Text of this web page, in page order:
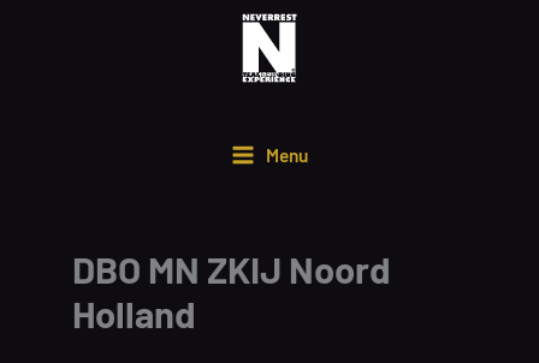
Menu
DBO MN ZKIJ Noord
Holland